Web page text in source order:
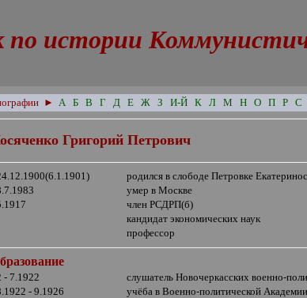
по истории
► А Б В Г Д Е Ж З И-Й К Л М Н О П Р С
Григорий Петрович
родился в слободе Петровке
умер в Москве
член РСДРП(б)
кандидат экономических наук
профессор
- 7.1922
слушатель Новочеркасских военно-
- 9.1926
учёба в Военно-политической